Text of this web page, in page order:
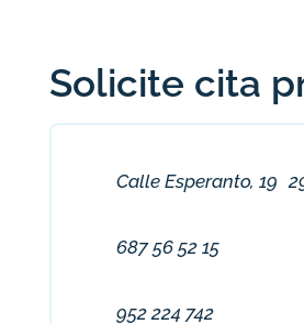
Solicite cita
Calle Esperanto, 19
687 56 52 15
952 224 742